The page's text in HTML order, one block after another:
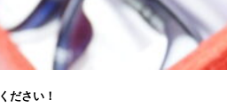
ださい！